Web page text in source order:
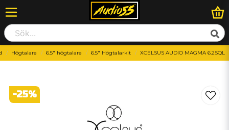
Högtalare 6.5" högtalare 6.5" Högtalarkit XCELSUS AUDIO MAGMA 6.2SQL
-25%